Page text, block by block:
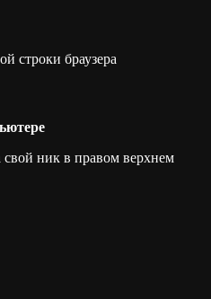
строки браузера
ник в правом верхнем